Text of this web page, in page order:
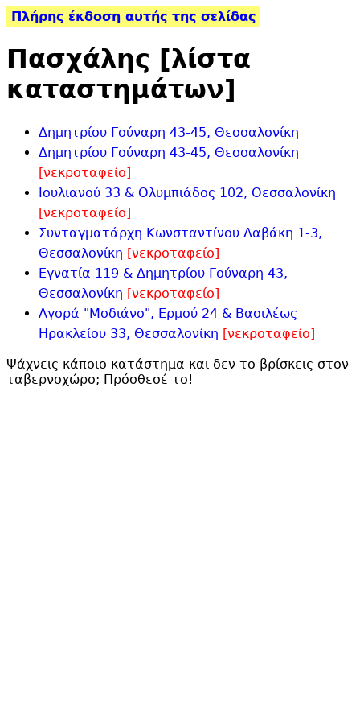
Πλήρης έκδοση αυτής της σελίδας
Πασχάλης [λίστα
καταστημάτων]
Δημητρίου Γούναρη 43-45, Θεσσαλονίκη
Δημητρίου Γούναρη 43-45, Θεσσαλονίκη
[νεκροταφείο]
Ιουλιανού 33 & Ολυμπιάδος 102, Θεσσαλονίκη
[νεκροταφείο]
Συνταγματάρχη Κωνσταντίνου Δαβάκη 1-3,
Θεσσαλονίκη [νεκροταφείο]
Εγνατία 119 & Δημητρίου Γούναρη 43,
Θεσσαλονίκη [νεκροταφείο]
Αγορά "Μοδιάνο", Ερμού 24 & Βασιλέως
Ηρακλείου 33, Θεσσαλονίκη [νεκροταφείο]
Ψάχνεις κάποιο κατάστημα και δεν το βρίσκεις στον
ταβερνοχώρο; Πρόσθεσέ το!